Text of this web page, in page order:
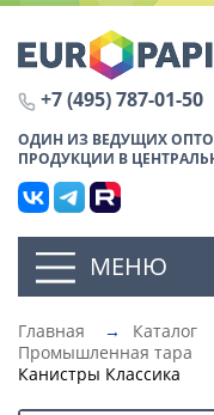
+7 (495) 787-01-50
ОДИН ИЗ ВЕДУЩИХ
ПРОДУКЦИИ В
МЕНЮ
Главная → Каталог
Промышленная тара
Канистры Классика